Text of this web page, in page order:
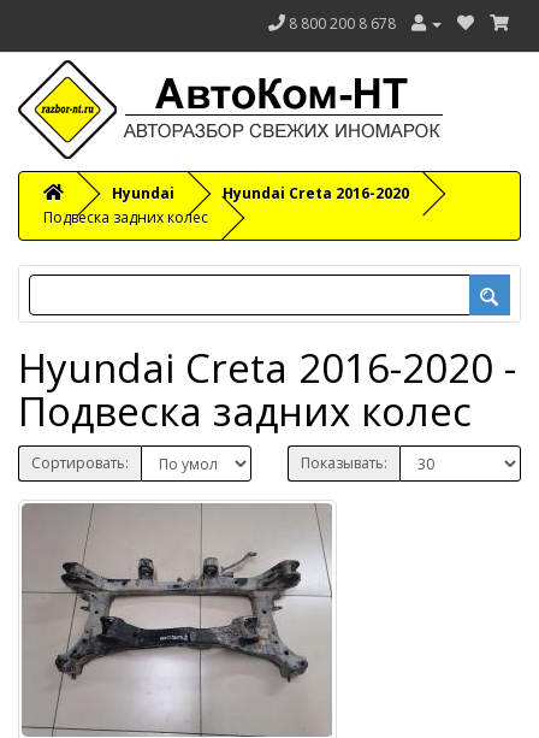
8 800 200 8 678
Hyundai
Hyundai Creta 2016-2020
Подвеска задних колес
Hyundai Creta 2016-2020 -
Подвеска задних колес
Сортировать: Показывать: